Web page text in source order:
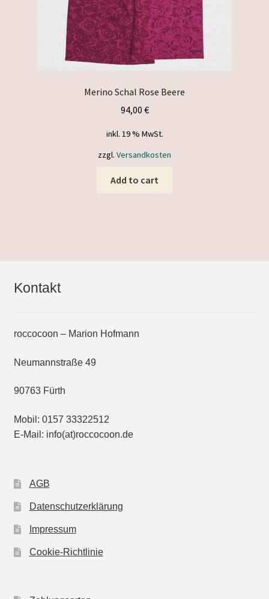
Merino Schal Rose Beere
94,00 €
inkl. 19 % MwSt.
zzgl. Versandkosten
Add to cart
Kontakt
roccocoon – Marion Hofmann
Neumannstraße 49
90763 Fürth
Mobil: 0157 33322512
E-Mail: info(at)roccocoon.de
AGB
Datenschutzerklärung
Impressum
Cookie-Richtlinie